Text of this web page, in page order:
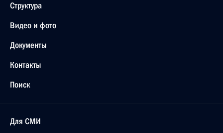
Структура
Видео и фото
Документы
Контакты
Поиск
Для СМИ